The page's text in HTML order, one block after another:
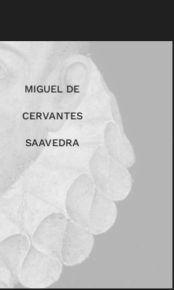
MIGUEL DE
CERVANTES
SAAVEDRA